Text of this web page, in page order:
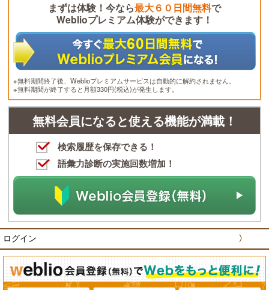
まずは体験！今なら最大６０日間無料で
Weblioプレミアム体験ができます！
※無料期間終了後、Weblioプレミアムサービスは自動的に解約されません。
※無料期間が終了すると月額330円(税込)が発生します。
無料会員になると使える機能が満載！
検索履歴を保存できる！
語彙力診断の実施回数増加！
ログイン 〉